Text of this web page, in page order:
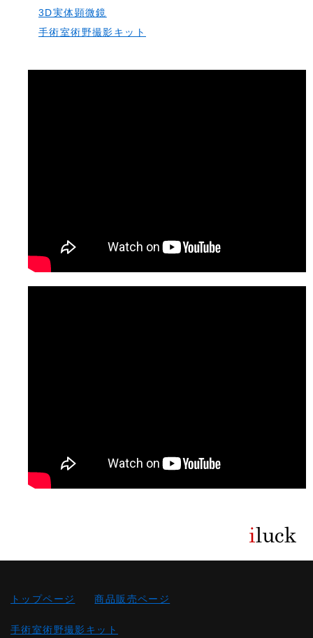
3D実体顕微鏡
手術室術野撮影キット
トップページ 商品販売ページ
手術室術野撮影キット